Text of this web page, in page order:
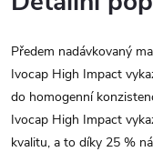
Předem nadávkovaný
Ivocap High Impact
do homogenní
Ivocap High Impact
kvalitu, a to díky 25 %